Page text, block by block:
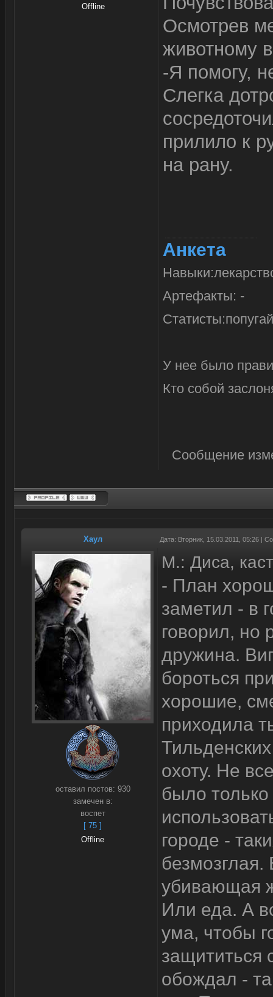
Offline
Осмотрев
животному
-Я помогу,
Слегка
прилило к
на рану.
Анкета
Артефакты: -
У нее было
Кто собой
Сообщение
Хаул Дата: Вторник, 15.03.2011, 05:26 |
оставил постов: 930
замечен в:
воспет
[ 75 ]
Offline
М.: Диса,
- План
заметил - в
говорил,
дружина.
бороться
хорошие,
приходила
охоту. Не
было
городе -
безмозглая.
убивающая
Или еда. А
ума, чтобы
защититься
обождал -